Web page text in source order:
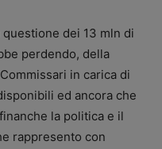
dei 13 mln di
perdendo, della
in carica di
ed ancora che
la politica e il
rappresento con